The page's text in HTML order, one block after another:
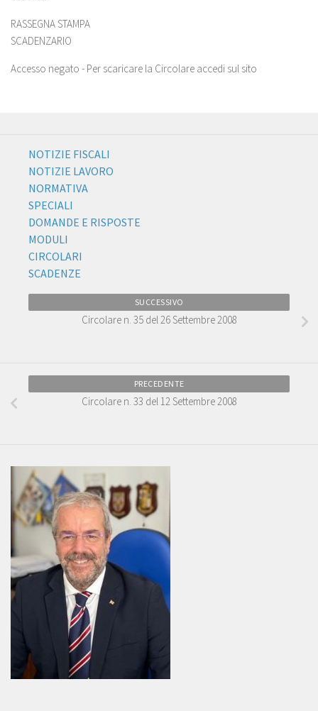
RASSEGNA STAMPA
SCADENZARIO
Accesso negato - Per scaricare la Circolare accedi sul sito
NOTIZIE FISCALI
NOTIZIE LAVORO
NORMATIVA
SPECIALI
DOMANDE E RISPOSTE
MODULI
CIRCOLARI
SCADENZE
SUCCESSIVO
Circolare n. 35 del 26 Settembre 2008
PRECEDENTE
Circolare n. 33 del 12 Settembre 2008